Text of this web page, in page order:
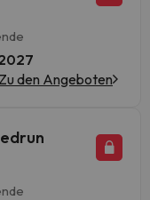
Zu den Angeboten